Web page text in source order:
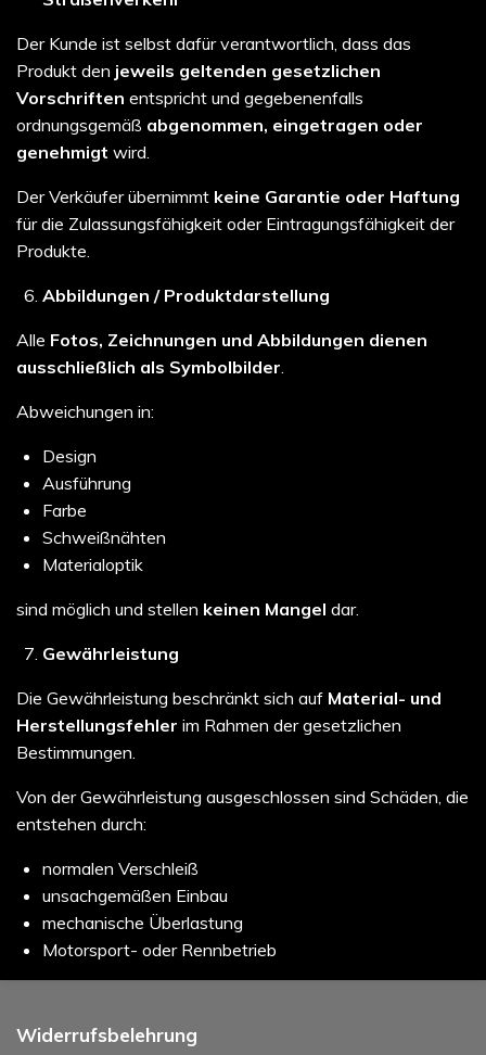
Der Kunde ist selbst dafür verantwortlich, dass das
Produkt den jeweils geltenden gesetzlichen
Vorschriften entspricht und gegebenenfalls
ordnungsgemäß abgenommen, eingetragen oder
genehmigt wird.
Der Verkäufer übernimmt keine Garantie oder Haftung
für die Zulassungsfähigkeit oder Eintragungsfähigkeit der
Produkte.
Abbildungen / Produktdarstellung
Alle Fotos, Zeichnungen und Abbildungen dienen
ausschließlich als Symbolbilder.
Abweichungen in:
Design
Ausführung
Farbe
Schweißnähten
Materialoptik
sind möglich und stellen keinen Mangel dar.
Gewährleistung
Die Gewährleistung beschränkt sich auf Material- und
Herstellungsfehler im Rahmen der gesetzlichen
Bestimmungen.
Von der Gewährleistung ausgeschlossen sind Schäden, die
entstehen durch:
normalen Verschleiß
unsachgemäßen Einbau
mechanische Überlastung
Motorsport- oder Rennbetrieb
Widerrufsbelehrung